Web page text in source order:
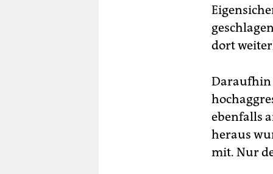
dort
Daraufhin
ebenfalls
heraus
mit. Nur